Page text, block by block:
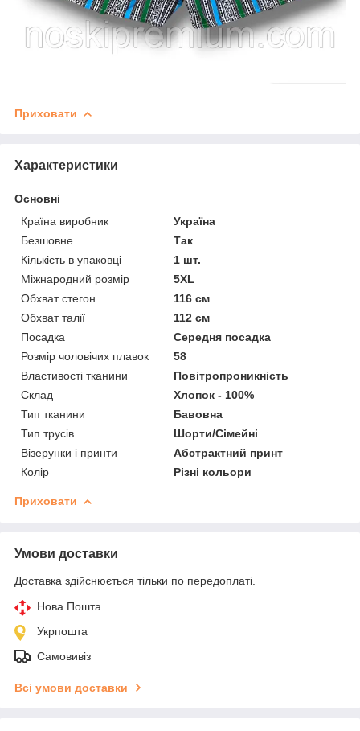
Приховати
Характеристики
Основні
Країна виробник
Україна
Безшовне
Так
Кількість в упаковці
1 шт.
Міжнародний розмір
5XL
Обхват стегон
116 см
Обхват талії
112 см
Посадка
Середня посадка
Розмір чоловічих плавок
58
Властивості тканини
Повітропроникність
Склад
Хлопок - 100%
Тип тканини
Бавовна
Тип трусів
Шорти/Сімейні
Візерунки і принти
Абстрактний принт
Колір
Різні кольори
Приховати
Умови доставки
Доставка здійснюється тільки по передоплаті.
Нова Пошта
Укрпошта
Самовивіз
Всі умови доставки